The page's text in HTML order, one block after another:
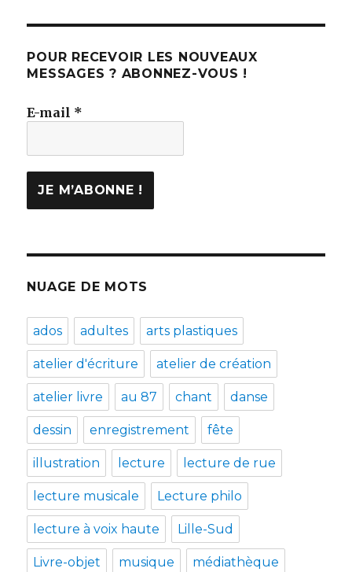
POUR RECEVOIR LES NOUVEAUX
MESSAGES ? ABONNEZ-VOUS !
E-mail *
NUAGE DE MOTS
ados adultes arts plastiques
atelier d'écriture atelier de création
atelier livre au 87 chant danse
dessin enregistrement fête
illustration lecture lecture de rue
lecture musicale Lecture philo
lecture à voix haute Lille-Sud
Livre-objet musique médiathèque